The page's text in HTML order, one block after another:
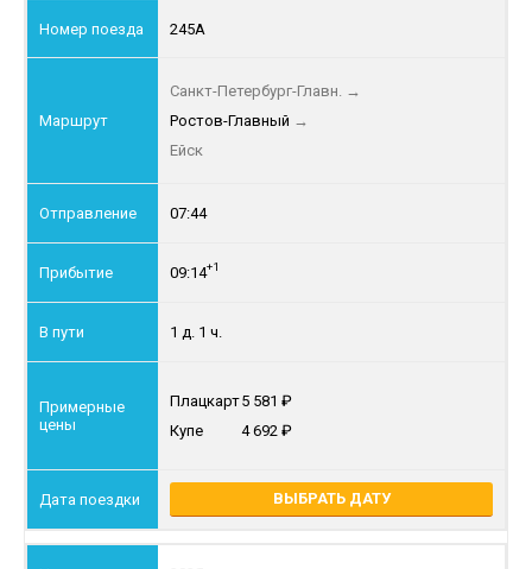
245А
Санкт-Петербург-Главн. →
Ростов-Главный →
Ейск
07:44
09:14+1
1 д. 1 ч.
Плацкарт5 581
Купе
4 692
ВЫБРАТЬ ДАТУ